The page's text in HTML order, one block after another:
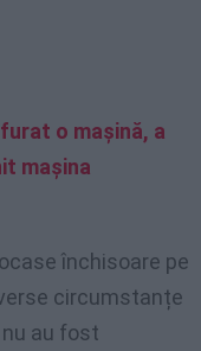
o mașină, a
mașina
închisoare pe
circumstanțe
au fost